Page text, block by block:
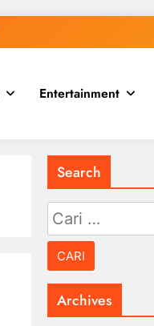
Entertainment
Search
Cari
untuk:
Archives